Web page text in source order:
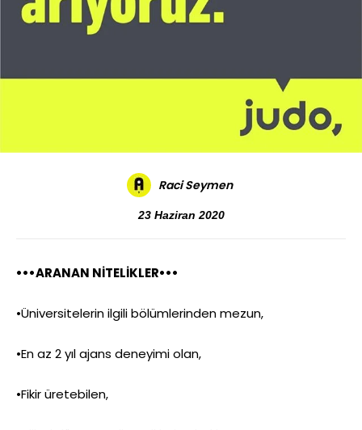
Raci Seymen
23 Haziran 2020
•••ARANAN NİTELİKLER•••
•Üniversitelerin ilgili bölümlerinden mezun,
•En az 2 yıl ajans deneyimi olan,
•Fikir üretebilen,